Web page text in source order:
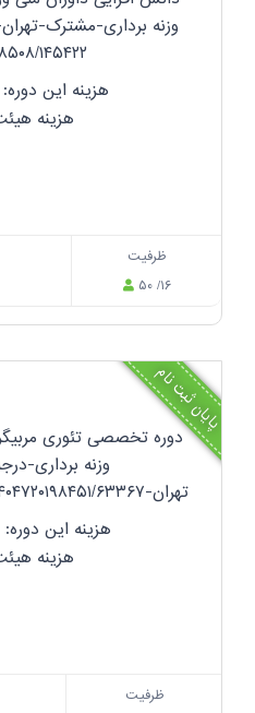
هزینه این دوره: ۳,۰۰۰,۰۰۰
هزینه
ظرفیت
۵۰ /۱۶
پایان ثبت نام
تهران-۱۴۰۴۷۲۰۱۹۸۴۵۱/۶۳۳۶۷ ۱۴۰۴۷۲۰۱۹۸۴۵۱/۶۳۳۶۷
هزینه این دوره: ۱۰,۵۰۰,۰۰۰
هزینه
ظرفیت